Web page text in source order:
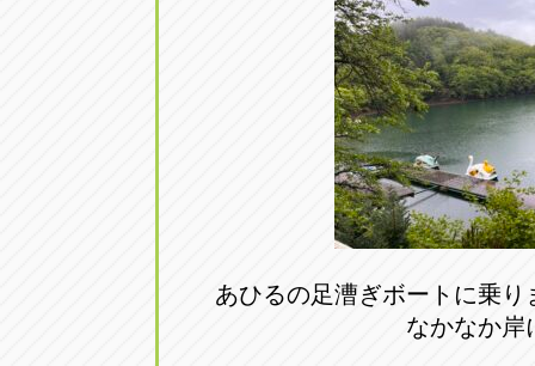
あひるの足漕ぎボートに乗
なかなか岸